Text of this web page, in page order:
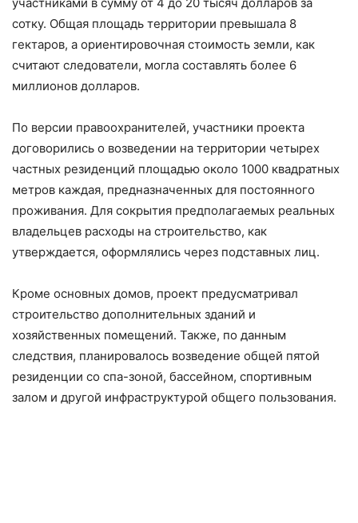
сотку. Общая площадь территории превышала 8
гектаров, а ориентировочная стоимость земли, как
считают следователи, могла составлять более 6
миллионов долларов.
По версии правоохранителей, участники проекта
договорились о возведении на территории четырех
частных резиденций площадью около 1000 квадратных
метров каждая, предназначенных для постоянного
проживания. Для сокрытия предполагаемых реальных
владельцев расходы на строительство, как
утверждается, оформлялись через подставных лиц.
Кроме основных домов, проект предусматривал
строительство дополнительных зданий и
хозяйственных помещений. Также, по данным
следствия, планировалось возведение общей пятой
резиденции со спа-зоной, бассейном, спортивным
залом и другой инфраструктурой общего пользования.